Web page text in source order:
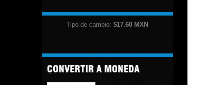
Tipo de cambio: $17.60 MXN
CONVERTIR A MONEDA